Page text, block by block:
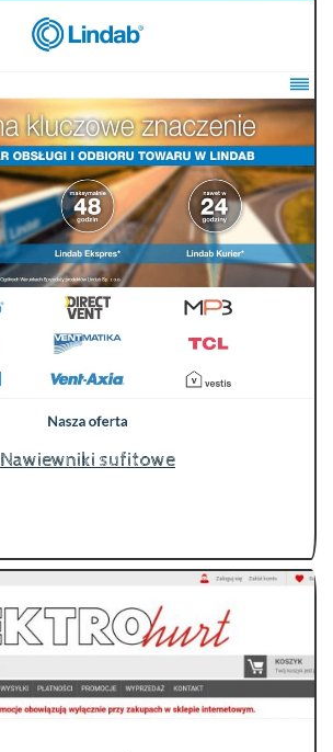
Nawiewniki sufitowe